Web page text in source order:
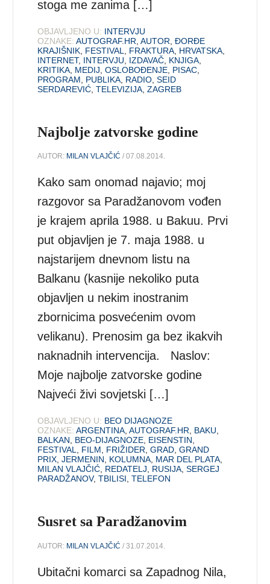
stoga me zanima […]
OBJAVLJENO U: INTERVJU
OZNAKE: AUTOGRAF.HR ,AUTOR ,ĐORĐE
KRAJIŠNIK FESTIVAL FRAKTURA HRVATSKA
INTERNET, INTERVJU IZDAVAČ KNJIGA
KRITIKA MEDIJ ,OSLOBOĐENJE PISAC
PROGRAM
PUBLIKA RADIO ,SEID
SERDAREVIĆ ,TELEVIZIJA ,ZAGREB
Najbolje zatvorske godine
AUTOR: MILAN VLAJČIĆ / 07.08.2014.
Kako sam onomad najavio; moj
razgovor sa Paradžanovom vođen
je krajem aprila 1988. u Bakuu. Prvi
put objavljen je 7. maja 1988. u
najstarijem dnevnom listu na
Balkanu (kasnije nekoliko puta
objavljen u nekim inostranim
zbornicima posvećenim ovom
velikanu). Prenosim ga bez ikakvih
naknadnih intervencija. Naslov:
Moje najbolje zatvorske godine
Najveći živi sovjetski […]
OBJAVLJENO U: BEO DIJAGNOZE
OZNAKE: ARGENTINA,AUTOGRAF.HR, BAKU,
BALKAN, BEO-DIJAGNOZE, EISENSTIN,
FESTIVAL, FILM, FRIŽIDER,GRAD,GRAND
PRIX,JERMENIN, KOLUMNA, MAR DEL PLATA,
MILAN VLAJČIĆ, REDATELJ, RUSIJA,SERGEJ
PARADŽANOV,TBILISI,TELEFON
Susret sa Paradžanovim
AUTOR: MILAN VLAJČIĆ / 31.07.2014.
Ubitačni komarci sa Zapadnog Nila,